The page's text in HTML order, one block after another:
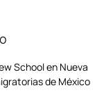
School en Nueva
de México